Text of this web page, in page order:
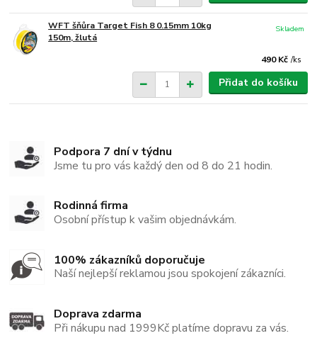
WFT šňůra Target Fish 8 0.15mm 10kg
150m, žlutá
490 Kč /ks
Skladem
Přidat do košíku
Podpora 7 dní v týdnu
Jsme tu pro vás každý den od 8 do 21 hodin.
Rodinná firma
Osobní přístup k vašim objednávkám.
100% zákazníků doporučuje
Naší nejlepší reklamou jsou spokojení zákazníci.
Doprava zdarma
Při nákupu nad 1999Kč platíme dopravu za vás.